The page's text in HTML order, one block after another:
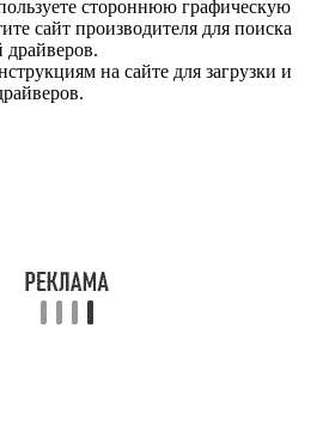
стороннюю графическую
сайт производителя для поиска
драйверов.
на сайте для загрузки и